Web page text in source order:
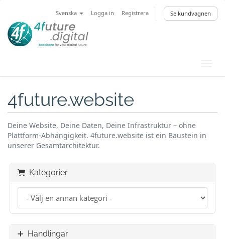
Svenska Logga in Registrera Se kundvagnen
4future.website
Deine Website, Deine Daten, Deine Infrastruktur – ohne
Plattform-Abhängigkeit. 4future.website ist ein Baustein in
unserer Gesamtarchitektur.
Kategorier
Handlingar